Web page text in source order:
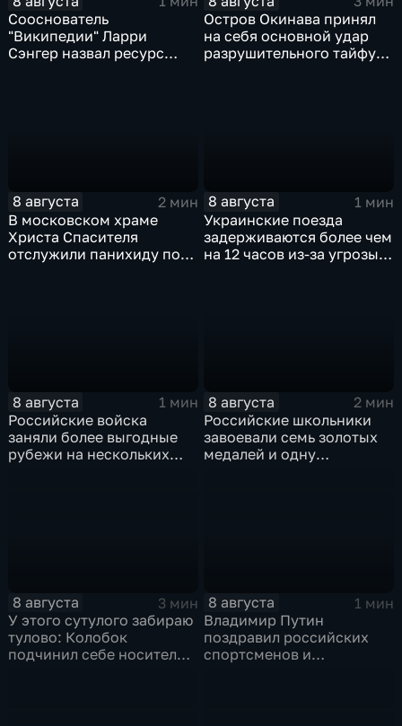
Сооснователь
"Википедии" Ларри
Сэнгер назвал ресурс
Остров Окинава принял
на себя основной удар
разрушительного тайфуна
8 августа
2 мин
В московском храме
Христа Спасителя
отслужили панихиду по
8 августа
1 мин
Украинские поезда
задерживаются более чем
на 12 часов из-за угрозы
8 августа
1 мин
Российские войска
заняли более выгодные
рубежи на нескольких
8 августа
2 мин
Российские школьники
завоевали семь золотых
медалей и одну
8 августа
3 мин
У этого сутулого забираю
тулово: Колобок
подчинил себе носителя в
8 августа
1 мин
Владимир Путин
поздравил российских
спортсменов и